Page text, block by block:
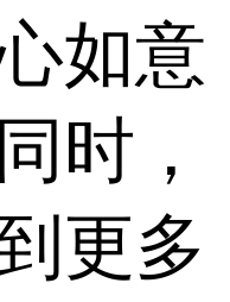
如意
时，
更多